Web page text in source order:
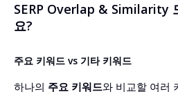
SERP Overlap & Similarity
요?
주요 키워드 vs 기타 키워드
하나의 주요 키워드와 비교할 여러